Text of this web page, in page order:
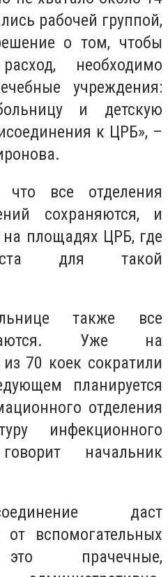
рабочей группой,
о том, чтобы
необходимо
учреждения:
и детскую
к ЦРБ», –
что все отделения
сохраняются, и
на площадях ЦРБ, где
для такой
также все
Уже на
70 коек сократили
планируется
отделения
инфекционного
начальник
даст
вспомогательных
прачечные,